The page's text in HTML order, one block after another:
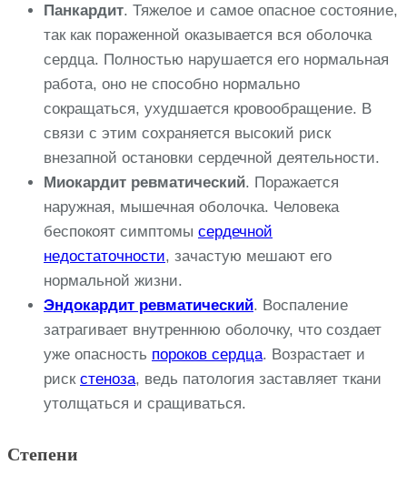
Панкардит. Тяжелое и самое опасное состояние,
так как пораженной оказывается вся оболочка
сердца. Полностью нарушается его нормальная
работа, оно не способно нормально
сокращаться, ухудшается кровообращение. В
связи с этим сохраняется высокий риск
внезапной остановки сердечной деятельности.
Миокардит ревматический. Поражается
наружная, мышечная оболочка. Человека
беспокоят симптомы сердечной
недостаточности, зачастую мешают его
нормальной жизни.
Эндокардит ревматический. Воспаление
затрагивает внутреннюю оболочку, что создает
уже опасность пороков сердца. Возрастает и
риск стеноза, ведь патология заставляет ткани
утолщаться и сращиваться.
Степени